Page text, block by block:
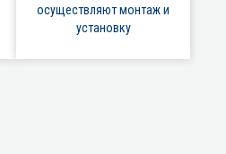
осуществляют монтаж и
установку